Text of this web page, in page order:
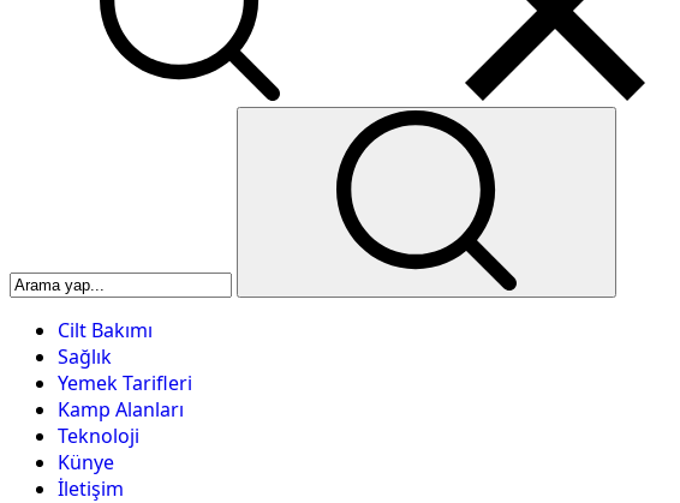
Cilt Bakımı
Sağlık
Yemek Tarifleri
Kamp Alanları
Teknoloji
Künye
İletişim